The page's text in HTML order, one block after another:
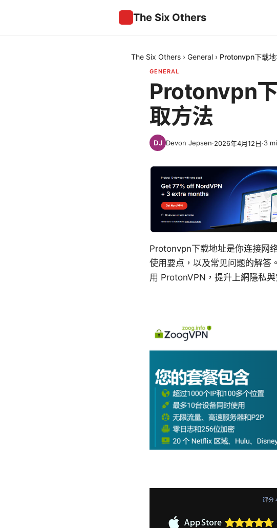
The Six Others
The Six Others › General › Protonvpn下载
GENERAL
Protonvpn
取方法
Devon Jepsen·2026年4月12日·3
Protonvpn下载地址是你连接网
使用要点，以及常见问题的解答
用 ProtonVPN，提升上網隱私與